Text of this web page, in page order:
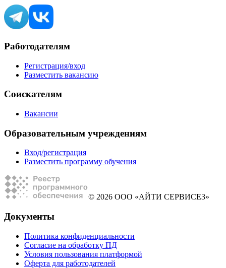
Работодателям
Регистрация/вход
Разместить вакансию
Соискателям
Вакансии
Образовательным учреждениям
Вход/регистрация
Разместить программу обучения
© 2026 ООО «АЙТИ СЕРВИСЕЗ»
Документы
Политика конфиденциальности
Согласие на обработку ПД
Условия пользования платформой
Оферта для работодателей